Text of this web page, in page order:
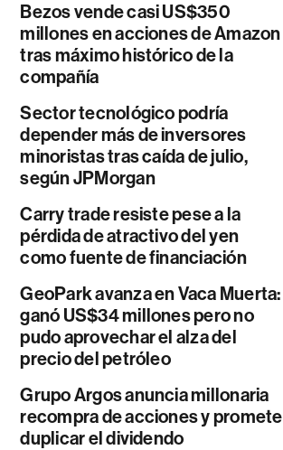
Bezos vende casi US$350
millones en acciones de Amazon
tras máximo histórico de la
compañía
Sector tecnológico podría
depender más de inversores
minoristas tras caída de julio,
según JPMorgan
Carry trade resiste pese a la
pérdida de atractivo del yen
como fuente de financiación
GeoPark avanza en Vaca Muerta:
ganó US$34 millones pero no
pudo aprovechar el alza del
precio del petróleo
Grupo Argos anuncia millonaria
recompra de acciones y promete
duplicar el dividendo